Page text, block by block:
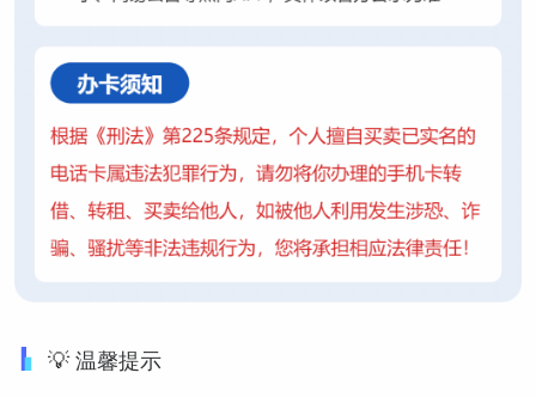
💡 温馨提示